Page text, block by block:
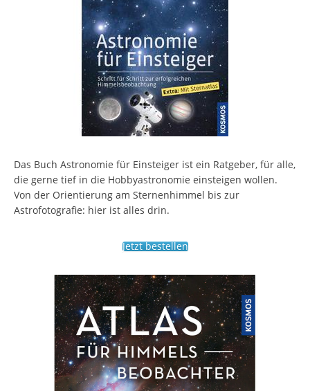
Das Buch Astronomie für Einsteiger ist ein Ratgeber, für alle,
die gerne tief in die Hobbyastronomie einsteigen wollen.
Von der Orientierung am Sternenhimmel bis zur
Astrofotografie: hier ist alles drin.
Jetzt bestellen